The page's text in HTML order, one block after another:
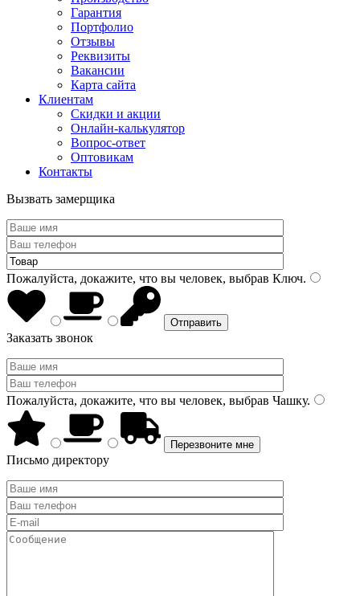
Гарантия
Портфолио
Отзывы
Реквизиты
Вакансии
Карта сайта
Клиентам
Скидки и акции
Онлайн-калькулятор
Вопрос-ответ
Оптовикам
Контакты
Вызвать замерщика
Пожалуйста, докажите, что вы человек, выбрав Ключ.
Заказать звонок
Пожалуйста, докажите, что вы человек, выбрав Чашку.
Письмо директору